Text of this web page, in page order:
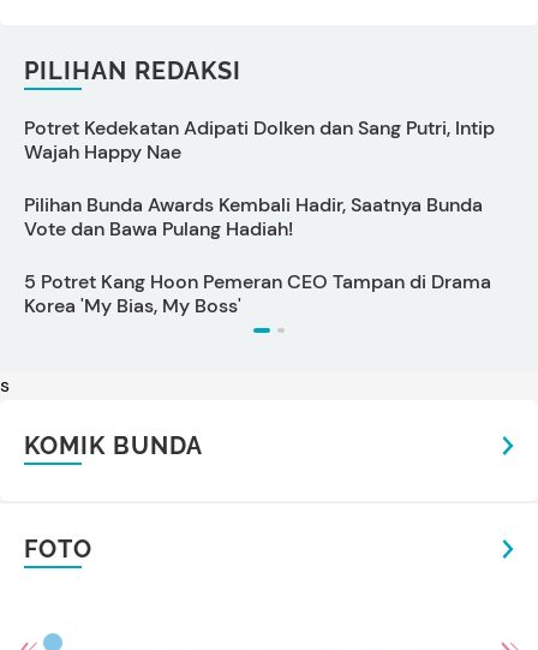
PILIHAN REDAKSI
Potret Kedekatan Adipati Dolken dan Sang Putri, Intip
Wajah Happy Nae
Pilihan Bunda Awards Kembali Hadir, Saatnya Bunda
Vote dan Bawa Pulang Hadiah!
5 Potret Kang Hoon Pemeran CEO Tampan di Drama
Korea 'My Bias, My Boss'
s
KOMIK BUNDA
FOTO